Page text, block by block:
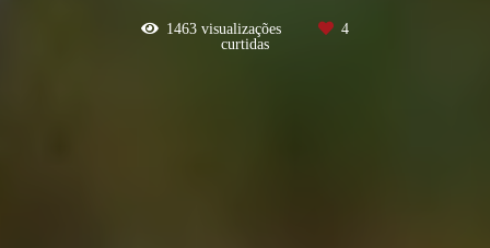
1463 visualizações
4
curtidas